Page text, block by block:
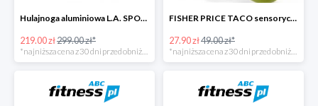
Hulajnoga aluminiowa L.A. SPORTS CITY
219.00 zł299.00 zł*
*najniższa cena z 30 dni przed obniżką
FISHER PRICE TACO sensoryczny zestaw zawieszek
27.90 zł49.00 zł*
*najniższa cena z 30 dni przed obniżką